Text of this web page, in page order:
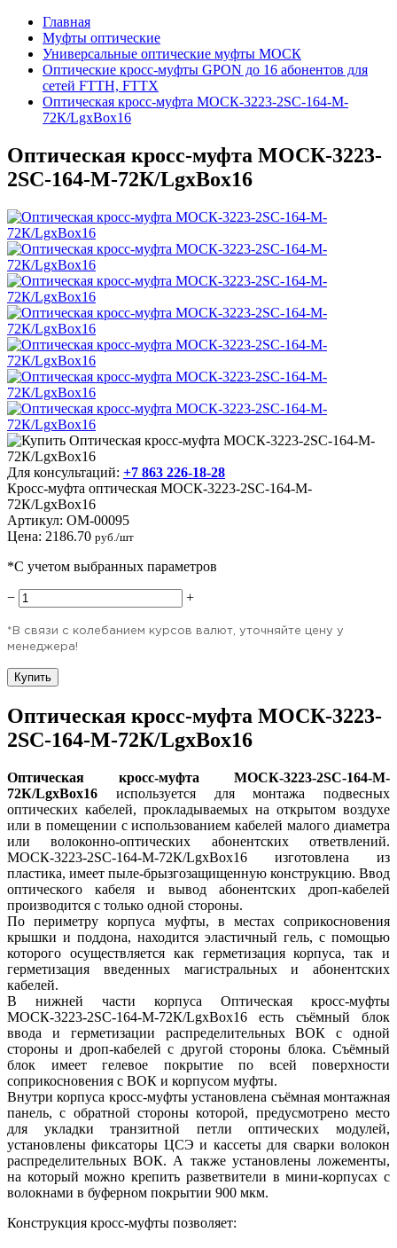
Главная
Муфты оптические
Универсальные оптические муфты МОСК
Оптические кросс-муфты GPON до 16 абонентов для
сетей FTTH, FTTX
Оптическая кросс-муфта МОСК-3223-2SC-164-M-
72К/LgxBox16
Оптическая кросс-муфта МОСК-3223-
2SC-164-M-72К/LgxBox16
Для консультаций: +7 863 226-18-28
Кросс-муфта оптическая МОСК-3223-2SC-164-M-
72К/LgxBox16
Артикул: OM-00095
Цена: 2186.70 руб./шт
*С учетом выбранных параметров
− +
*В связи с колебанием курсов валют, уточняйте цену у
менеджера!
Купить
Оптическая кросс-муфта МОСК-3223-
2SC-164-M-72К/LgxBox16
Оптическая кросс-муфта МОСК-3223-2SC-164-M-
72К/LgxBox16 используется для монтажа подвесных
оптических кабелей, прокладываемых на открытом воздухе
или в помещении с использованием кабелей малого диаметра
или волоконно-оптических абонентских ответвлений.
МОСК-3223-2SC-164-M-72К/LgxBox16 изготовлена из
пластика, имеет пыле-брызгозащищенную конструкцию. Ввод
оптического кабеля и вывод абонентских дроп-кабелей
производится с только одной стороны.
По периметру корпуса муфты, в местах соприкосновения
крышки и поддона, находится эластичный гель, с помощью
которого осуществляется как герметизация корпуса, так и
герметизация введенных магистральных и абонентских
кабелей.
В нижней части корпуса Оптическая кросс-муфты
МОСК-3223-2SC-164-M-72К/LgxBox16 есть съёмный блок
ввода и герметизации распределительных ВОК с одной
стороны и дроп-кабелей с другой стороны блока. Съёмный
блок имеет гелевое покрытие по всей поверхности
соприкосновения с ВОК и корпусом муфты.
Внутри корпуса кросс-муфты установлена съёмная монтажная
панель, с обратной стороны которой, предусмотрено место
для укладки транзитной петли оптических модулей,
установлены фиксаторы ЦСЭ и кассеты для сварки волокон
распределительных ВОК. А также установлены ложементы,
на который можно крепить разветвители в мини-корпусах с
волокнами в буферном покрытии 900 мкм.
Конструкция кросс-муфты позволяет: